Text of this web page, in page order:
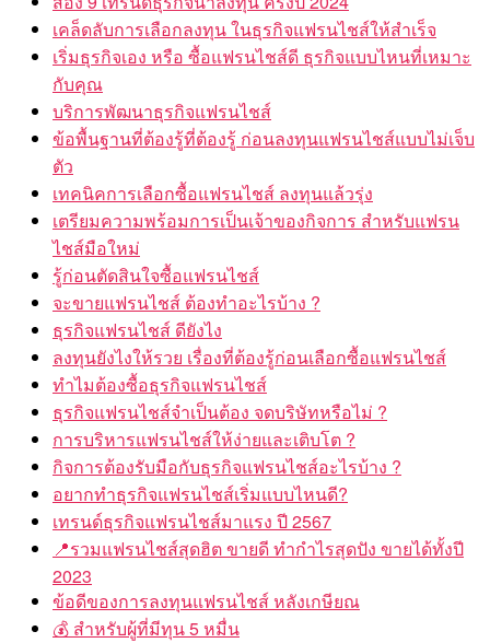
เคล็ดลับการเลือกลงทุน ในธุรกิจแฟรนไชส์ให้สำเร็จ
เริ่มธุรกิจเอง หรือ ซื้อแฟรนไชส์ดี ธุรกิจแบบไหนที่เหมาะ
กับคุณ
บริการพัฒนาธุรกิจแฟรนไชส์
ข้อพื้นฐานที่ต้องรู้ที่ต้องรู้ ก่อนลงทุนแฟรนไชส์แบบไม่เจ็บ
ตัว
เทคนิคการเลือกซื้อแฟรนไชส์ ลงทุนแล้วรุ่ง
เตรียมความพร้อมการเป็นเจ้าของกิจการ สำหรับแฟรน
ไชส์มือใหม่
รู้ก่อนตัดสินใจซื้อแฟรนไชส์
จะขายแฟรนไชส์ ต้องทำอะไรบ้าง ?
ธุรกิจแฟรนไชส์ ดียังไง
ลงทุนยังไงให้รวย เรื่องที่ต้องรู้ก่อนเลือกซื้อแฟรนไชส์
ทำไมต้องซื้อธุรกิจแฟรนไชส์
ธุรกิจแฟรนไชส์จำเป็นต้อง จดบริษัทหรือไม่ ?
การบริหารแฟรนไชส์ให้ง่ายและเติบโต ?
กิจการต้องรับมือกับธุรกิจแฟรนไชส์อะไรบ้าง ?
อยากทำธุรกิจแฟรนไชส์เริ่มแบบไหนดี?
เทรนด์ธุรกิจแฟรนไชส์มาแรง ปี 2567
📍รวมแฟรนไชส์สุดฮิต ขายดี ทำกำไรสุดปัง ขายได้ทั้งปี
2023
ข้อดีของการลงทุนแฟรนไชส์ หลังเกษียณ
💰 สำหรับผู้ที่มีทุน 5 หมื่น